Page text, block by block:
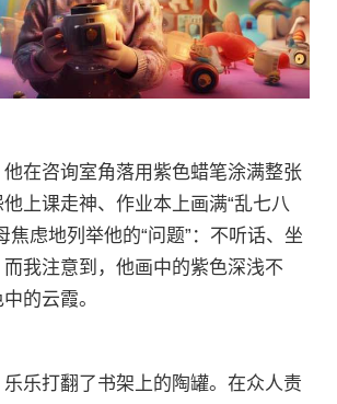
在咨询室角落用紫色蜡笔涂满整张
上课走神、作业本上画满“乱七八
焦虑地列举他的“问题”：不听话、坐
我注意到，他画中的紫色深浅不
的云霞。
乐打翻了书架上的陶罐。在众人责